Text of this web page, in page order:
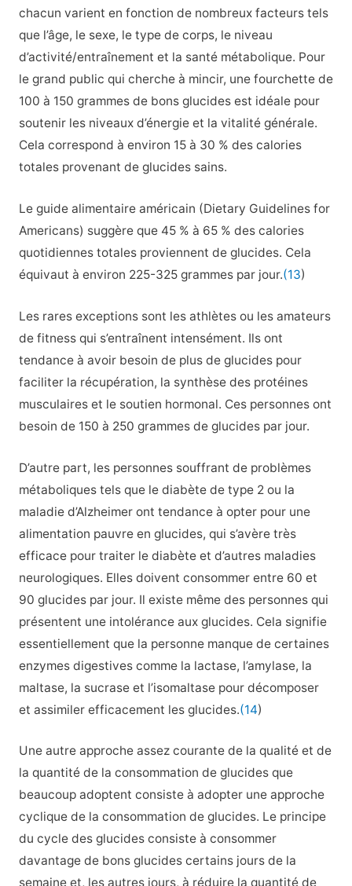
chacun varient en fonction de nombreux facteurs tels
que l’âge, le sexe, le type de corps, le niveau
d’activité/entraînement et la santé métabolique. Pour
le grand public qui cherche à mincir, une fourchette de
100 à 150 grammes de bons glucides est idéale pour
soutenir les niveaux d’énergie et la vitalité générale.
Cela correspond à environ 15 à 30 % des calories
totales provenant de glucides sains.
Le guide alimentaire américain (Dietary Guidelines for
Americans) suggère que 45 % à 65 % des calories
quotidiennes totales proviennent de glucides. Cela
équivaut à environ 225-325 grammes par jour.(13)
Les rares exceptions sont les athlètes ou les amateurs
de fitness qui s’entraînent intensément. Ils ont
tendance à avoir besoin de plus de glucides pour
faciliter la récupération, la synthèse des protéines
musculaires et le soutien hormonal. Ces personnes ont
besoin de 150 à 250 grammes de glucides par jour.
D’autre part, les personnes souffrant de problèmes
métaboliques tels que le diabète de type 2 ou la
maladie d’Alzheimer ont tendance à opter pour une
alimentation pauvre en glucides, qui s’avère très
efficace pour traiter le diabète et d’autres maladies
neurologiques. Elles doivent consommer entre 60 et
90 glucides par jour. Il existe même des personnes qui
présentent une intolérance aux glucides. Cela signifie
essentiellement que la personne manque de certaines
enzymes digestives comme la lactase, l’amylase, la
maltase, la sucrase et l’isomaltase pour décomposer
et assimiler efficacement les glucides.(14)
Une autre approche assez courante de la qualité et de
la quantité de la consommation de glucides que
beaucoup adoptent consiste à adopter une approche
cyclique de la consommation de glucides. Le principe
du cycle des glucides consiste à consommer
davantage de bons glucides certains jours de la
semaine et, les autres jours, à réduire la quantité de